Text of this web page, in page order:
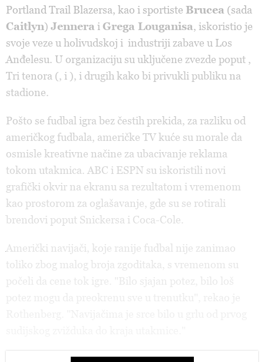
Portland Trail Blazersa, kao i sportiste Brucea (sada
Caitlyn) Jennera i Grega Louganisa, iskoristio je
svoje veze u holivudskoj i industriji zabave u Los
Anđelesu. U organizaciju su uključene zvezde poput ,
Tri tenora (, i ), i drugih kako bi privukli publiku na
stadione.
Pošto se fudbal igra bez čestih prekida, za razliku od
američkog fudbala, američke TV kuće su morale da
osmisle kreativne načine za ubacivanje reklama
tokom utakmica. ABC i ESPN su iskoristili novi
grafički okvir na ekranu sa rezultatom i vremenom
kao prostorom za oglašavanje, gde su se rotirali
brendovi poput Snickersa i Coca-Cole.
Američki navijači, koje ranije fudbal nije zanimao
toliko zbog malog broja zgoditaka, s vremenom su